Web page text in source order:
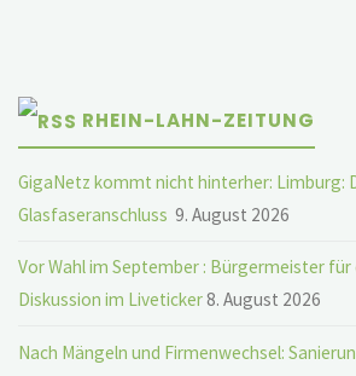
RHEIN-LAHN-ZEITUNG
GigaNetz kommt nicht hinterher: Limburg:
Glasfaseranschluss 9. August 2026
Vor Wahl im September : Bürgermeister für
Diskussion im Liveticker8. August 2026
Nach Mängeln und Firmenwechsel: